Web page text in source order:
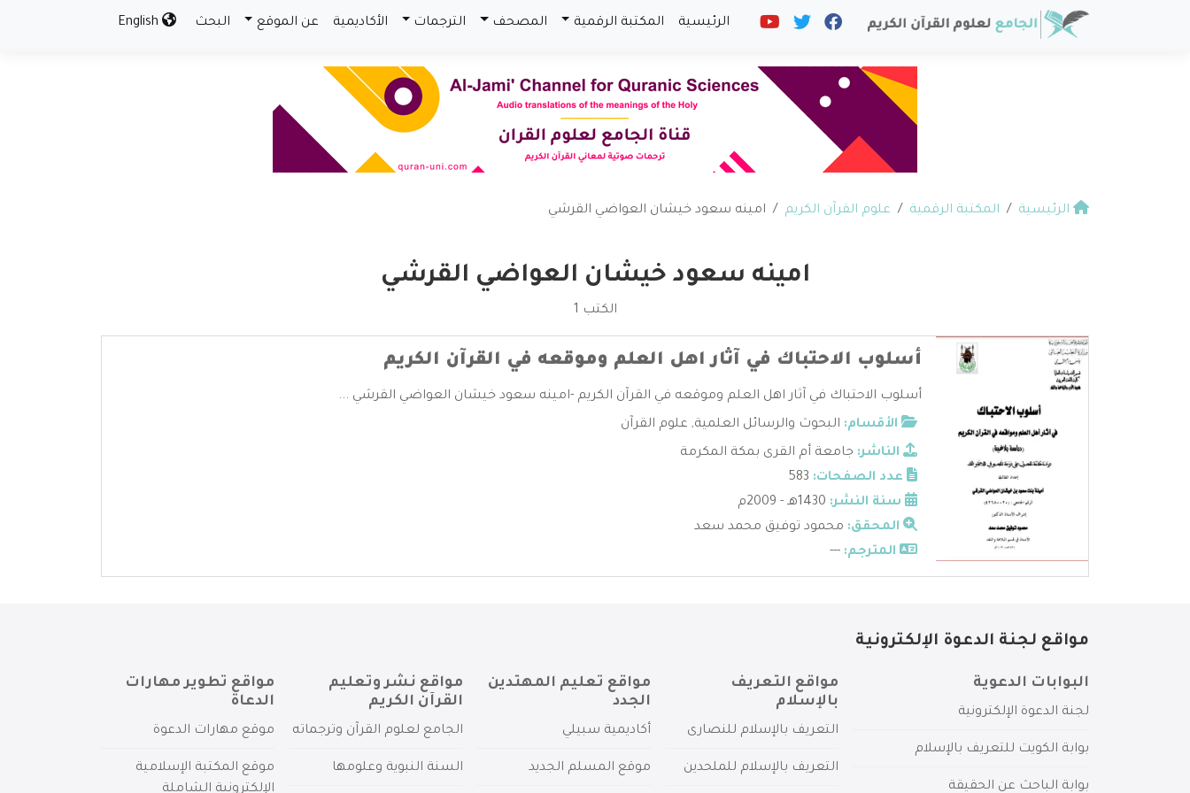
الرئيسية المكتبة الرقمية المصحف الترجمات الأكاديمية عن الموقع البحث
الرئيسية المكتبة الرقمية علوم القرآن الكريم امينه سعود خيشان العواضي القرشي
امينه سعود خيشان العواضي القرشي
الكتب 1
أسلوب الاحتباك في آثار اهل العلم وموقعه في القرآن الكريم
أسلوب الاحتباك في آثار اهل العلم وموقعه في القرآن الكريم -امينه سعود خيشان العواضي القرشي ...
الأقسام: البحوث والرسائل العلمية, علوم القرآن
الناشر: جامعة أم القرى بمكة المكرمة
عدد الصفحات:
سنة النشر:
المحقق: محمود توفيق محمد سعد
المترجم: ---
مواقع لجنة الدعوة الإلكترونية
البوابات الدعوية
لجنة الدعوة الإلكترونية
بوابة الكويت للتعريف بالإسلام
بوابة الباحث عن الحقيقة
مواقع التعريف
بالإسلام
التعريف بالإسلام للنصارى
التعريف بالإسلام للملحدين
مواقع تعليم المهتدين
الجدد
أكاديمية سبيلي
موقع المسلم الجديد
مواقع نشر وتعليم
القرآن الكريم
الجامع لعلوم القرآن وترجماته
السنة النبوية وعلومها
مواقع تطوير مهارات
الدعاة
موقع مهارات الدعوة
موقع المكتبة الإسلامية
الإلكترونية الشاملة